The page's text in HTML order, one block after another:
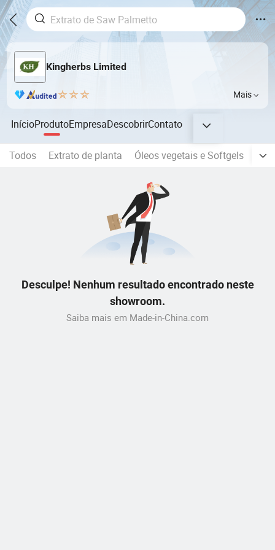
Kingherbs Limited
Mais
InícioProdutoEmpresaDescobrirContato
Todos Extrato de planta Óleos vegetais e Softgels
Desculpe! Nenhum resultado encontrado neste
showroom.
Saiba mais em Made-in-China.com